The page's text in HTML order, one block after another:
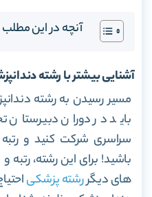
آنچه در این
آشنایی بیشتر با رشته
مسیر رسیدن به رشته
باید در دوران دبیرستان
سراسری شرکت کنید و
باشید! برای این رشته،
های دیگررشته پزشکی